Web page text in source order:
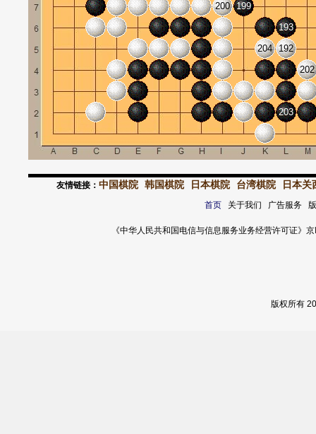
192
193
199
200
202
203
204
友情链接： 中国棋院 韩国棋院 日本棋院 台湾棋院 日本关
首页关于我们 广告服务
《中华人民共和国电信与信息服务业务经营许可证
版权所有